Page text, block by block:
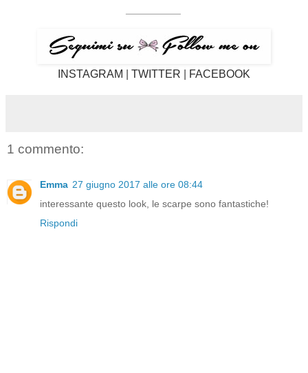
INSTAGRAM TWITTER FACEBOOK
1 commento:
Emma 27 giugno 2017 alle ore 08:44
interessante questo look, le scarpe sono fantastiche!
Rispondi